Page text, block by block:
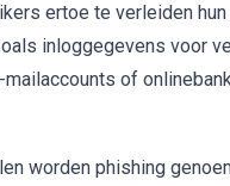
ertoe te verleiden
inloggegevens voor
of
worden phishing